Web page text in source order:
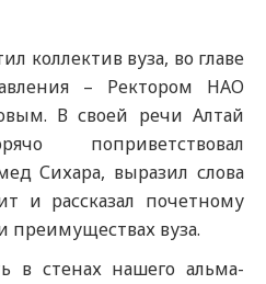
коллектив вуза, во главе
– Ректором НАО
В своей речи Алтай
поприветствовал
Сихара, выразил слова
и рассказал почетному
преимуществах вуза.
в стенах нашего альма-